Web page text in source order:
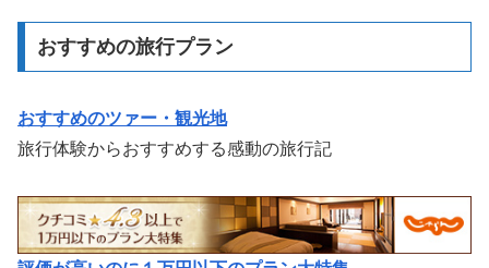
おすすめの旅行プラン
おすすめのツァー・観光地
旅行体験からおすすめする感動の旅行記